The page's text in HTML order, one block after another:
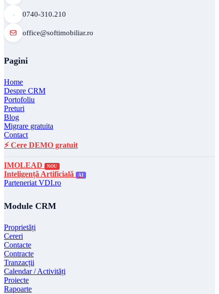
0740-310.210
office@softimobiliar.ro
Pagini
Home
Despre CRM
Portofoliu
Preturi
Blog
Migrare gratuita
Contact
⚡ Cere DEMO gratuit
IMOLEAD NOU
Inteligență Artificială AI
Parteneriat VDI.ro
Module CRM
Proprietăți
Cereri
Contacte
Contracte
Tranzacții
Calendar / Activități
Proiecte
Rapoarte